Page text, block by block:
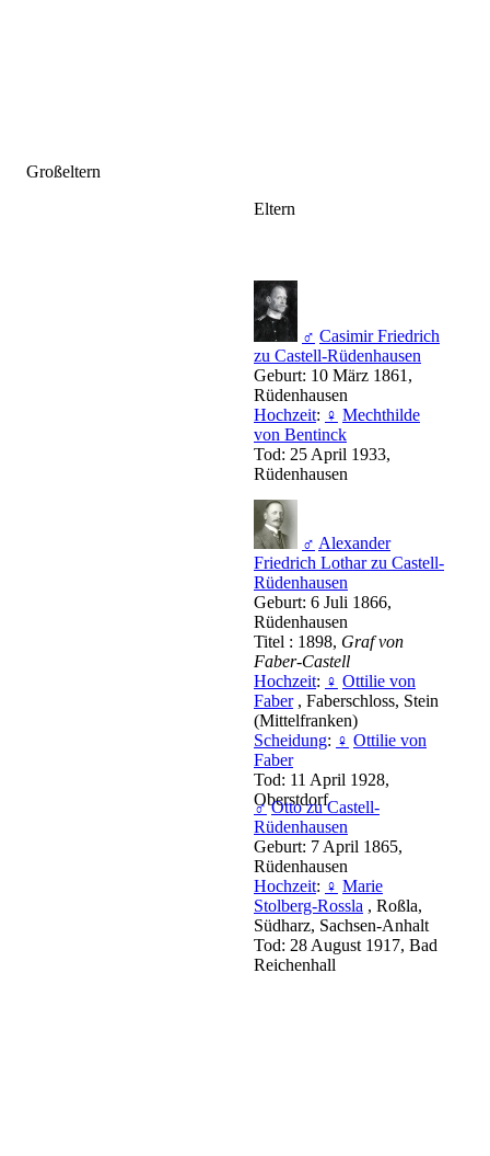
Großeltern
Eltern
♂ Casimir Friedrich
zu Castell-Rüdenhausen
Geburt: 10 März 1861,
Rüdenhausen
Hochzeit: ♀ Mechthilde
von Bentinck
Tod: 25 April 1933,
Rüdenhausen
♂ Alexander
Friedrich Lothar zu Castell-
Rüdenhausen
Geburt: 6 Juli 1866,
Rüdenhausen
Titel : 1898, Graf von
Faber-Castell
Hochzeit: ♀ Ottilie von
Faber, Faberschloss, Stein
(Mittelfranken)
Scheidung: ♀ Ottilie von
Faber
Tod: 11 April 1928,
Oberstdorf
♂ Otto zu Castell-
Rüdenhausen
Geburt: 7 April 1865,
Rüdenhausen
Hochzeit: ♀ Marie
Stolberg-Rossla , Roßla,
Südharz, Sachsen-Anhalt
Tod: 28 August 1917, Bad
Reichenhall